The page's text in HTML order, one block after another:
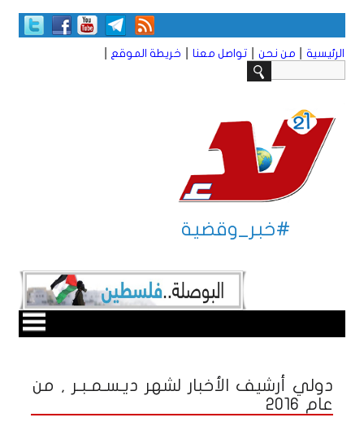
الرئيسية من نحن تواصل معنا خريطة الموقع
#خبر_وقضية
دولي أرشيف الأخبار لشهر ديـسـمـبـر , من
عام 2016